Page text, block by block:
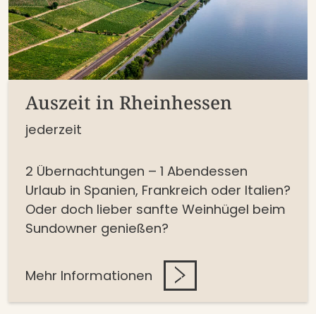
Auszeit in Rheinhessen
jederzeit
2 Übernachtungen – 1 Abendessen
Urlaub in Spanien, Frankreich oder Italien?
Oder doch lieber sanfte Weinhügel beim
Sundowner genießen?
Mehr Informationen